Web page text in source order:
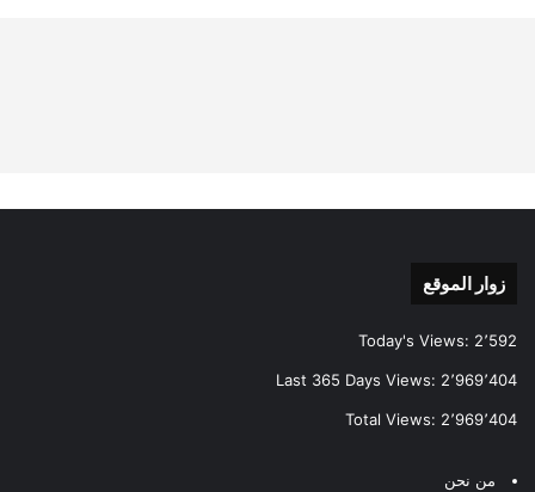
زوار الموقع
Today's Views: 2٬592
Last 365 Days Views: 2٬969٬404
Total Views: 2٬969٬404
من نحن